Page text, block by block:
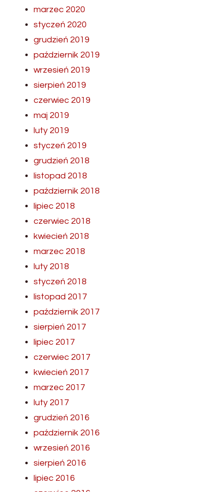
marzec 2020
styczeń 2020
grudzień 2019
październik 2019
wrzesień 2019
sierpień 2019
czerwiec 2019
maj 2019
luty 2019
styczeń 2019
grudzień 2018
listopad 2018
październik 2018
lipiec 2018
czerwiec 2018
kwiecień 2018
marzec 2018
luty 2018
styczeń 2018
listopad 2017
październik 2017
sierpień 2017
lipiec 2017
czerwiec 2017
kwiecień 2017
marzec 2017
luty 2017
grudzień 2016
październik 2016
wrzesień 2016
sierpień 2016
lipiec 2016